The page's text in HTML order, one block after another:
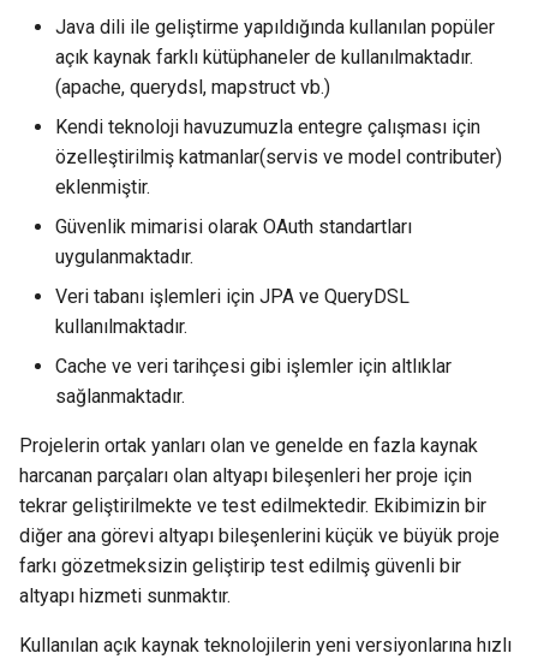
Java dili ile geliştirme yapıldığında kullanılan popüler
açık kaynak farklı kütüphaneler de kullanılmaktadır.
(apache, querydsl, mapstruct vb.)
Kendi teknoloji havuzumuzla entegre çalışması için
özelleştirilmiş katmanlar(servis ve model contributer)
eklenmiştir.
Güvenlik mimarisi olarak OAuth standartları
uygulanmaktadır.
Veri tabanı işlemleri için JPA ve QueryDSL
kullanılmaktadır.
Cache ve veri tarihçesi gibi işlemler için altlıklar
sağlanmaktadır.
Projelerin ortak yanları olan ve genelde en fazla kaynak
harcanan parçaları olan altyapı bileşenleri her proje için
tekrar geliştirilmekte ve test edilmektedir. Ekibimizin bir
diğer ana görevi altyapı bileşenlerini küçük ve büyük proje
farkı gözetmeksizin geliştirip test edilmiş güvenli bir
altyapı hizmeti sunmaktır.
Kullanılan açık kaynak teknolojilerin yeni versiyonlarına hızlı